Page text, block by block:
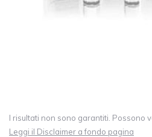
I risultati non sono garantiti. Possono
Leggi il Disclaimer a fondo pagina